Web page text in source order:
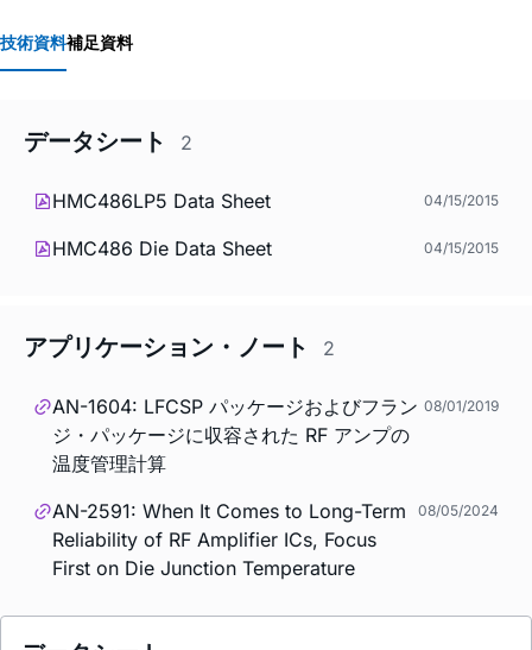
技術資料補足資料
データシート 2
HMC486LP5 Data Sheet 04/15/2015
HMC486 Die Data Sheet 04/15/2015
アプリケーション・ノート 2
AN-1604: LFCSP パッケージおよびフラン
ジ・パッケージに収容された RF アンプの
温度管理計算
08/01/2019
AN-2591: When It Comes to Long-Term
Reliability of RF Amplifier ICs, Focus
First on Die Junction Temperature
08/05/2024